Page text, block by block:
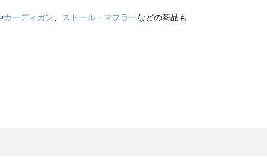
カーディガン、 ストール・マフラーなどの商品も